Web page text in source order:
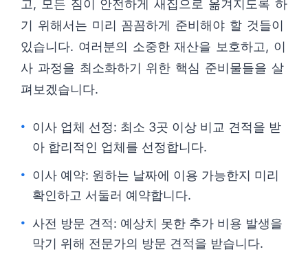
고, 모든 짐이 안전하게 새집으로 옮겨지도록 하
기 위해서는 미리 꼼꼼하게 준비해야 할 것들이
있습니다. 여러분의 소중한 재산을 보호하고, 이
사 과정을 최소화하기 위한 핵심 준비물들을 살
펴보겠습니다.
이사 업체 선정: 최소 3곳 이상 비교 견적을 받
아 합리적인 업체를 선정합니다.
이사 예약: 원하는 날짜에 이용 가능한지 미리
확인하고 서둘러 예약합니다.
사전 방문 견적: 예상치 못한 추가 비용 발생을
막기 위해 전문가의 방문 견적을 받습니다.